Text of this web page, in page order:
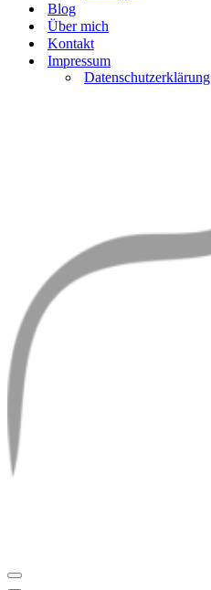
Blog
Über mich
Kontakt
Impressum
Datenschutzerklärung
Navigationsmenü